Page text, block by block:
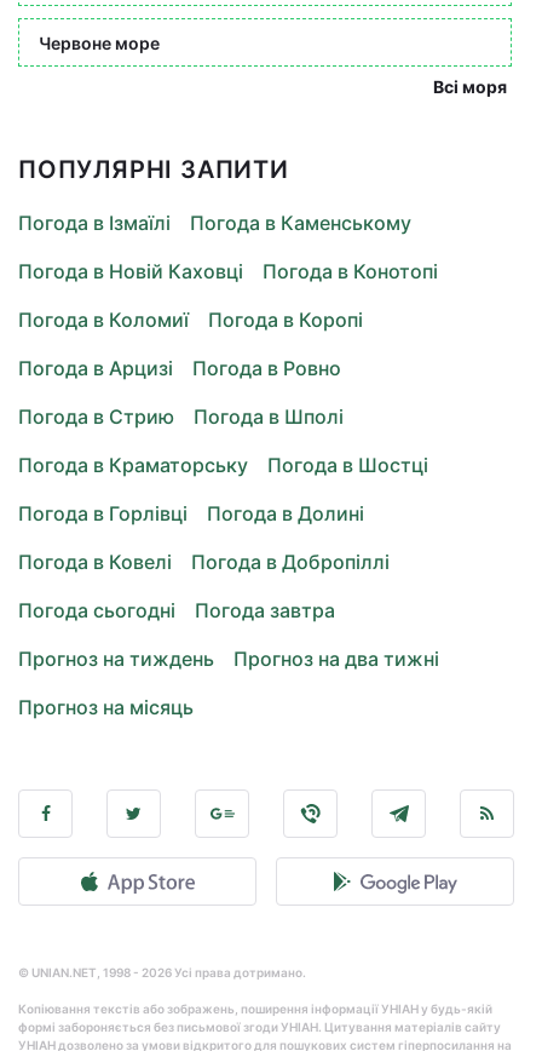
Червоне море
Всі моря
ПОПУЛЯРНІ ЗАПИТИ
Погода в Ізмаїлі
Погода в Каменському
Погода в Новій Каховці
Погода в Конотопі
Погода в Коломиї
Погода в Коропі
Погода в Арцизі
Погода в Ровно
Погода в Стрию
Погода в Шполі
Погода в Краматорську
Погода в Шостці
Погода в Горлівці
Погода в Долині
Погода в Ковелі
Погода в Добропіллі
Погода сьогодні
Погода завтра
Прогноз на тиждень
Прогноз на два тижні
Прогноз на місяць
© UNIAN.NET, 1998 - 2026 Усі права дотримано.
Копіювання текстів або зображень, поширення інформації УНІАН у будь-якій
формі забороняється без письмової згоди УНІАН. Цитування матеріалів сайту
УНІАН дозволено за умови відкритого для пошукових систем гіперпосилання на